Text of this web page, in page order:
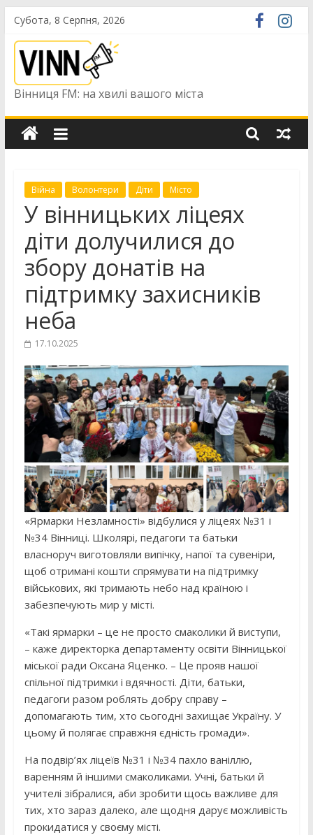
Skip
content
Субота, 8 Серпня, 2026
Вінниця FM: на хвилі вашого міста
Війна Волонтери Діти Місто
У вінницьких ліцеях
діти долучилися до
збору донатів на
підтримку захисників
неба
17.10.2025
«Ярмарки Незламності» відбулися у ліцеях №31 і
№34 Вінниці. Школярі, педагоги та батьки
власноруч виготовляли випічку, напої та сувеніри,
щоб отримані кошти спрямувати на підтримку
військових, які тримають небо над країною і
забезпечують мир у місті.
«Такі ярмарки – це не просто смаколики й виступи,
– каже директорка департаменту освіти Вінницької
міської ради Оксана Яценко. – Це прояв нашої
спільної підтримки і вдячності. Діти, батьки,
педагоги разом роблять добру справу –
допомагають тим, хто сьогодні захищає Україну. У
цьому й полягає справжня єдність громади».
На подвір’ях ліцеїв №31 і №34 пахло ваніллю,
варенням й іншими смаколиками. Учні, батьки й
учителі зібралися, аби зробити щось важливе для
тих, хто зараз далеко, але щодня дарує можливість
прокидатися у своєму місті.